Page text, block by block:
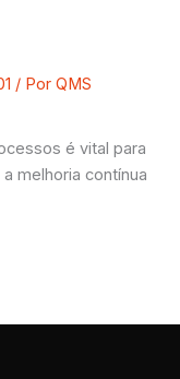
/ PorQMS
é vital para
melhoria contínua